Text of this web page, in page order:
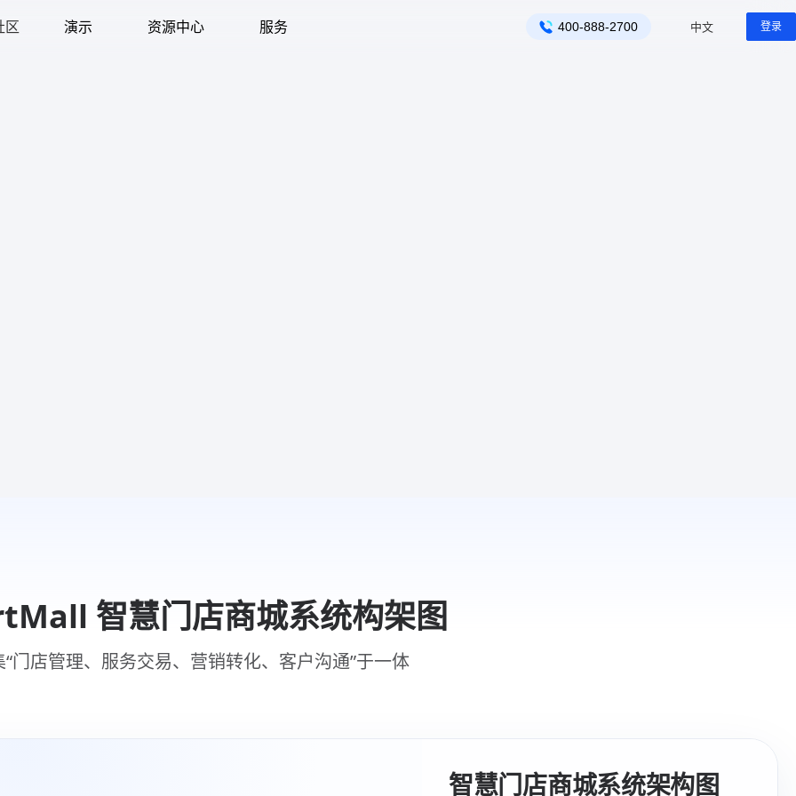
区 演示 资源中心 服务 400-888-2700 中文 登录
智慧门店商城系统构架图
“门店管理、服务交易、营销转化、客户沟通”于一体
智慧门店商城系统架构图